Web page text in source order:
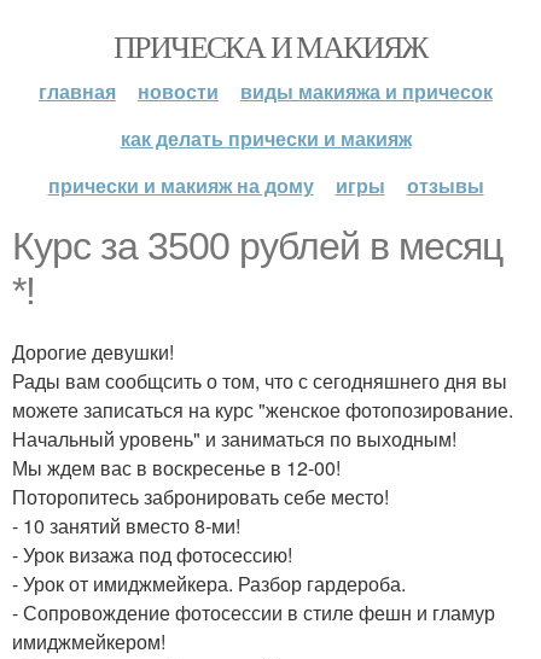
ПРИЧЕСКА И МАКИЯЖ
главная новости
виды макияжа и причесок
как делать прически и макияж
прически и макияж на дому
игры отзывы
Курс за 3500 рублей в месяц
*!
Дорогие девушки!
Рады вам сообщсить о том, что с сегодняшнего дня вы
можете записаться на курс "женское фотопозирование.
Начальный уровень" и заниматься по выходным!
Мы ждем вас в воскресенье в 12-00!
Поторопитесь забронировать себе место!
- 10 занятий вместо 8-ми!
- Урок визажа под фотосессию!
- Урок от имиджмейкера. Разбор гардероба.
- Сопровождение фотосессии в стиле фешн и гламур
имиджмейкером!